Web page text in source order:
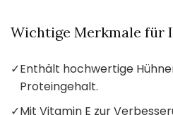
Wichtige Merkmale für
✓Enthält hochwertige
Proteingehalt.
✓Mit Vitamin E zur